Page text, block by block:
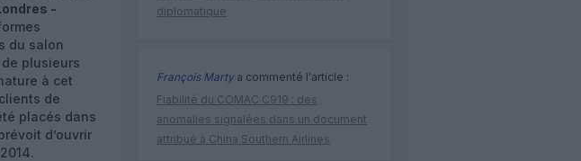
-
du salon
plusieurs
à cet
de
placés dans
d’ouvrir
diplomatique
François Martya commenté l'article :
Fiabilité du COMAC C919 : des
anomalies signalées dans un document
attribué à China Southern Airlines